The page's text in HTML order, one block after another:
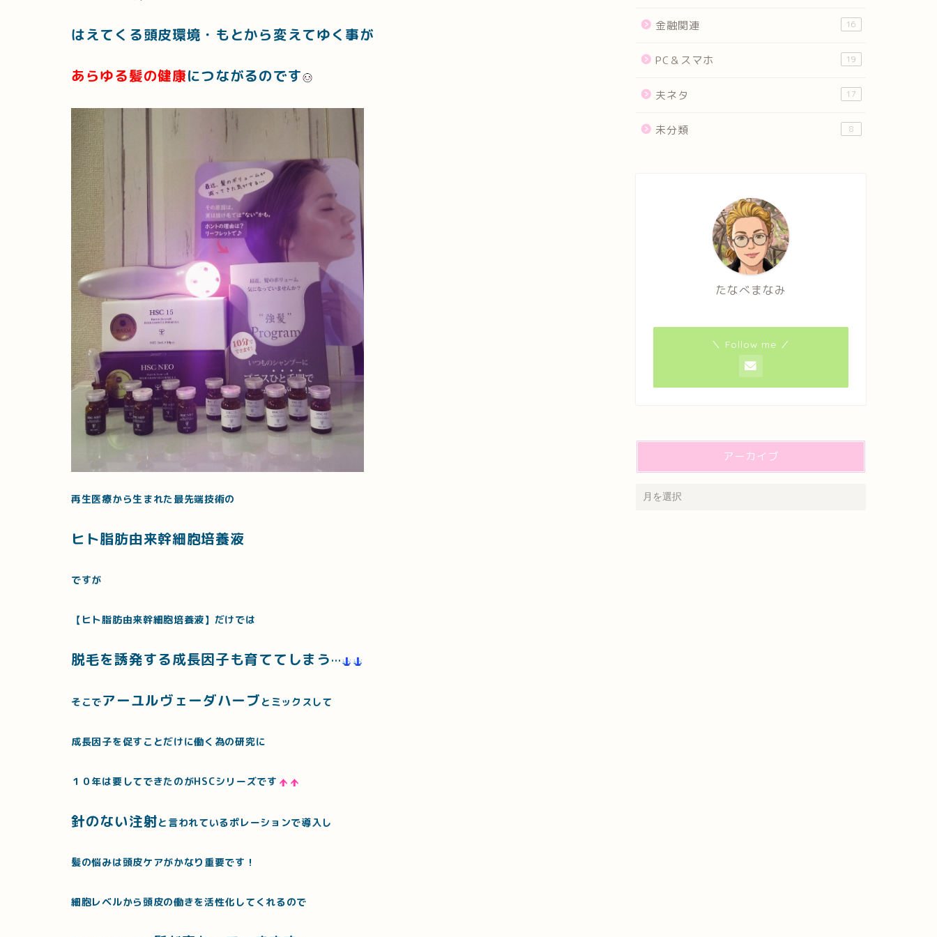
はえてくる頭皮環境・もとから変えてゆく事が
あらゆる髪の健康につながるのです
再生医療から生まれた最先端技術の
ヒト脂肪由来幹細胞培養液
ですが
【ヒト脂肪由来幹細胞培養液】だけでは
脱毛を誘発する成長因子も育ててしまう …
そこでアーユルヴェーダハーブ とミックスして
成長因子を促すことだけに働く為の研究に
１０年は要してできたのがHSCシリーズです
針のない注射と言われているポレーションで導入し
髪の悩みは頭皮ケアがかなり重要です！
細胞レベルから頭皮の働きを活性化してくれるので
金融関連 16
PC＆スマホ 19
夫ネタ 17
未分類 8
たなべまなみ
＼ Follow me ／
アーカイブ